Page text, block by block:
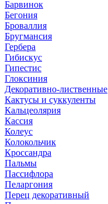
Барвинок
Бегония
Броваллия
Бругмансия
Гербера
Гибискус
Гипестис
Глоксиния
Декоративно-лиственные
Кактусы и суккуленты
Кальцеолярия
Кассия
Колеус
Колокольчик
Кроссандра
Пальмы
Пассифлора
Пеларгония
Перец декоративный